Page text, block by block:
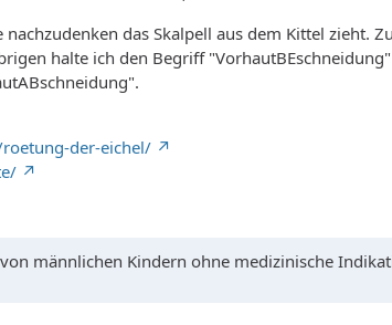
das Skalpell aus dem Kittel zieht.
halte ich den Begriff
der-eichel/
männlichen Kindern ohne medizinische